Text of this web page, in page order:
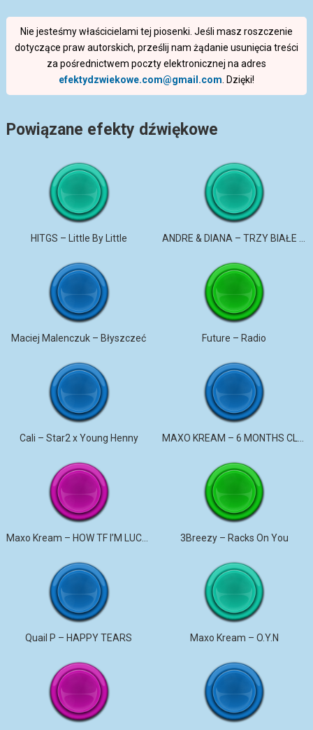
Nie jesteśmy właścicielami tej piosenki. Jeśli masz roszczenie
dotyczące praw autorskich, prześlij nam żądanie usunięcia treści
za pośrednictwem poczty elektronicznej na adres
efektydzwiekowe.com@gmail.com . Dzięki!
Powiązane efekty dźwiękowe
HITGS – Little By Little
Maciej Malenczuk – Błyszczeć Future – Radio
Cali – Star2 x Young Henny
Maxo Kream – HOW TF I’M LUCKY 3Breezy – Racks On You
Quail P – HAPPY TEARS Maxo Kream – O.Y.N